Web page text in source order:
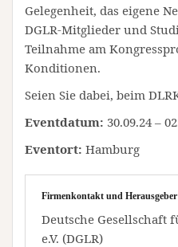
Gelegenheit, das eigene
DGLR-Mitglieder und
Teilnahme am
Konditionen.
Seien Sie dabei, beim
Eventdatum: 30.09.24 –
Eventort: Hamburg
Firmenkontakt und
Deutsche
e.V. (DGLR)